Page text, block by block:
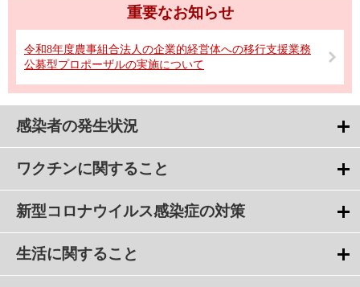
重要なお知らせ
令和8年度農事組合法人の企業的経営体への移行支援業務
公募型プロポーザルの実施について
感染者の発生状況
ワクチンに関すること
新型コロナウイルス感染症の対策
生活に関すること